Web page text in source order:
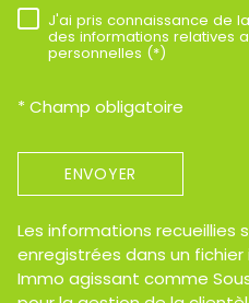
J'ai pris connaissance de
des informations relatives
personnelles (*)
* Champ obligatoire
ENVOYER
Les informations recueillies
enregistrées dans un
Immo agissant comme